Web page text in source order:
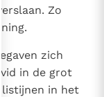
Zo
zich
in de grot
in het